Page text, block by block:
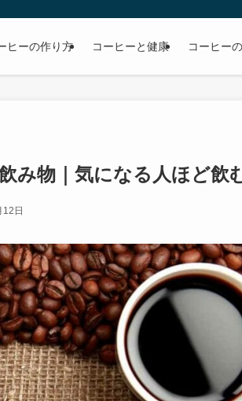
ヒーの作り方 コーヒーと健康 コーヒー
み物｜気になる人ほど飲
日